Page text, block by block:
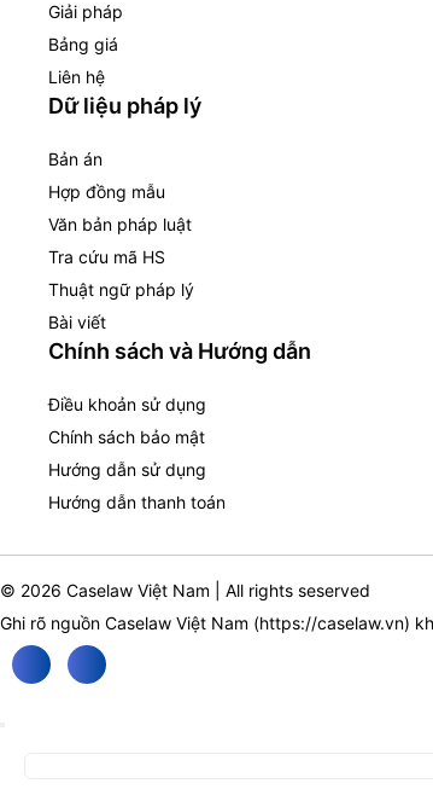
Giải pháp
Bảng giá
Liên hệ
Dữ liệu pháp lý
Bản án
Hợp đồng mẫu
Văn bản pháp luật
Tra cứu mã HS
Thuật ngữ pháp lý
Bài viết
Chính sách và Hướng dẫn
Điều khoản sử dụng
Chính sách bảo mật
Hướng dẫn sử dụng
Hướng dẫn thanh toán
© 2026 Caselaw Việt Nam | All rights seserved
Ghi rõ nguồn Caselaw Việt Nam (https://caselaw.vn)